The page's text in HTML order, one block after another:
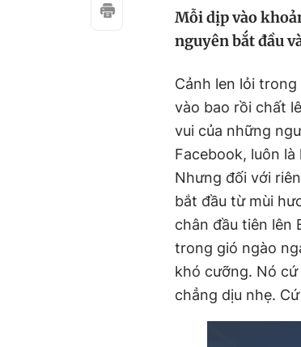
Mỗi dịp vào
nguyên bắt đầu
Cảnh len lỏi
vào bao rồi chất
vui của những
Facebook, luôn
Nhưng đối với
bắt đầu từ mùi
chân đầu tiên lên
trong gió ngào
khó cưỡng. Nó
chẳng dịu nhẹ.